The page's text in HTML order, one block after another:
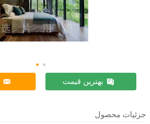
بهترین قیمت
جزئیات محصول